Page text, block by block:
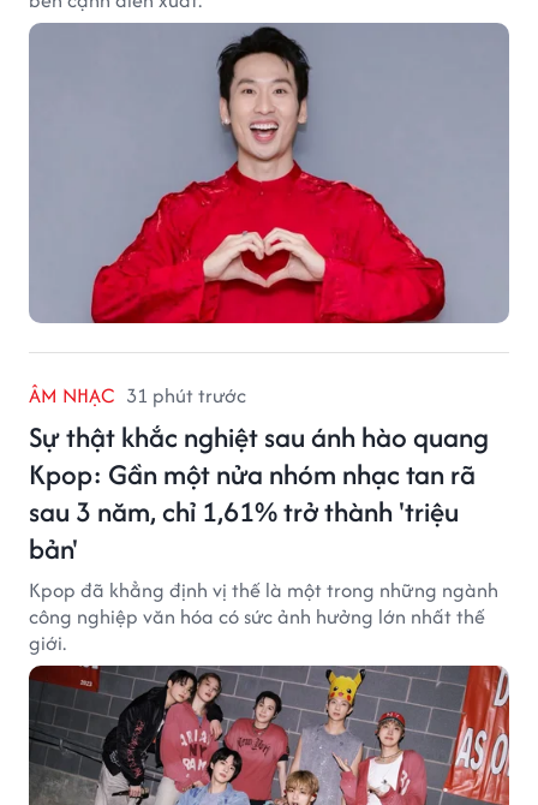
ÂM NHẠC 31 phút trước
Sự thật khắc nghiệt sau ánh hào quang
Kpop: Gần một nửa nhóm nhạc tan rã
sau 3 năm, chỉ 1,61% trở thành 'triệu
bản'
Kpop đã khẳng định vị thế là một trong những ngành
công nghiệp văn hóa có sức ảnh hưởng lớn nhất thế
giới.